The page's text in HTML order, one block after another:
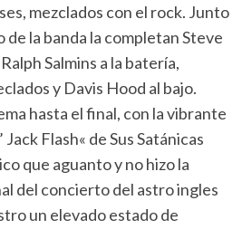
mezclados con el rock. Junto
de la banda la completan Steve
Salmins a la batería,
y Davis Hood al bajo.
hasta el final, con la vibrante
Flash« de Sus Satánicas
que aguanto y no hizo la
del concierto del astro ingles
un elevado estado de